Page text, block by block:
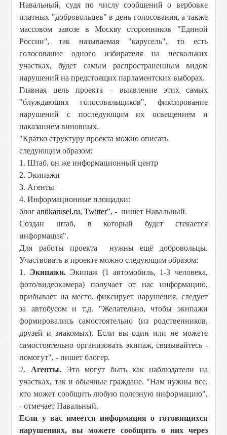
Навальный, судя по числу сообщений о вербовке
платных "добровольцев" в день голосования, а также
массовом завозе в Москву сторонников "Единой
России", так называемая "карусель", то есть
голосование одного избирателя на нескольких
участках, будет самым распространенным видом
нарушений на предстоящих парламентских выборах.
Главная цель проекта – выявление этих самых
"блуждающих голосовальщиков", фиксирование
нарушений с последующим их освещением и
наказанием виновных.
"Кратко структуру проекта можно описать
следующим образом:
1. Штаб, он же информационный центр
2. Экипажи
3. Агенты
4. Информационные площадки:
блогantikarusel.ru,Twitter", - пишет Навальный.
Создан штаб, в который будет стекается
информация".
Для работы проекта нужны ещё добровольцы.
Участвовать в проекте можно следующим образом:
1. Экипажи.Экипаж (1 автомобиль, 1-3 человека,
фото/видеокамера) получает от нас информацию,
прибывает на место, фиксирует нарушения, следует
за автобусом и т.д. "Желательно, чтобы экипажи
формировались самостоятельно (из родственников,
друзей и знакомых). Если вы один или не можете
самостоятельно организовать экипаж, связывайтесь -
помогут", - пишет блогер.
2. Агенты.Это могут быть как наблюдатели на
участках, так и обычные граждане. "Нам нужны все,
кто может сообщить любую полезную информацию",
- отмечает Навальный.
Если у вас имеется информация о готовящихся
нарушениях, вы можете сообщить о них через